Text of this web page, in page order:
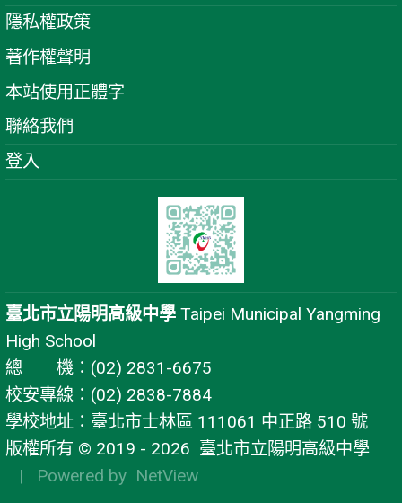
隱私權政策
著作權聲明
本站使用正體字
聯絡我們
登入
臺北市立陽明高級中學 Taipei Municipal Yangming
High School
總 機：(02) 2831-6675
校安專線：(02) 2838-7884
學校地址：臺北市士林區 111061 中正路 510 號
版權所有 © 2019 - 2026 臺北市立陽明高級中學
| Powered by NetView